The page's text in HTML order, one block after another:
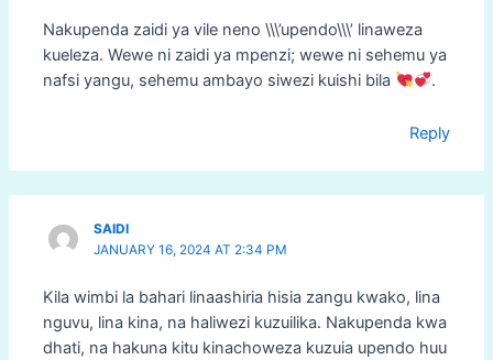
Nakupenda zaidi ya vile neno \\\’upendo\\\’ linaweza
kueleza. Wewe ni zaidi ya mpenzi; wewe ni sehemu ya
nafsi yangu, sehemu ambayo siwezi kuishi bila
.
Reply
SAIDI
JANUARY 16, 2024 AT 2:34 PM
Kila wimbi la bahari linaashiria hisia zangu kwako, lina
nguvu, lina kina, na haliwezi kuzuilika. Nakupenda kwa
dhati, na hakuna kitu kinachoweza kuzuia upendo huu